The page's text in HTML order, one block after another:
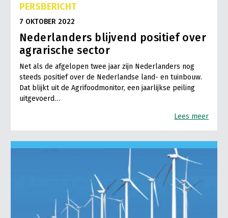
PERSBERICHT
7 OKTOBER 2022
Nederlanders blijvend positief over
agrarische sector
Net als de afgelopen twee jaar zijn Nederlanders nog
steeds positief over de Nederlandse land- en tuinbouw.
Dat blijkt uit de Agrifoodmonitor, een jaarlijkse peiling
uitgevoerd…
Lees meer